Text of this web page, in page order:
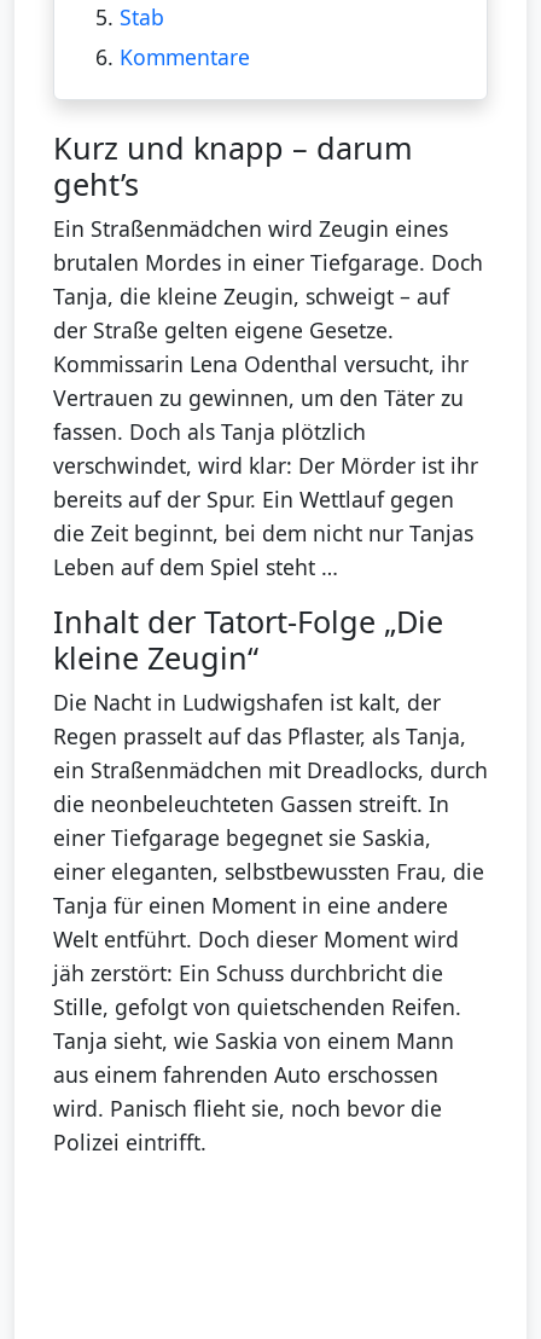
5. Stab
6. Kommentare
Kurz und knapp – darum
geht’s
Ein Straßenmädchen wird Zeugin eines
brutalen Mordes in einer Tiefgarage. Doch
Tanja, die kleine Zeugin, schweigt – auf
der Straße gelten eigene Gesetze.
Kommissarin Lena Odenthal versucht, ihr
Vertrauen zu gewinnen, um den Täter zu
fassen. Doch als Tanja plötzlich
verschwindet, wird klar: Der Mörder ist ihr
bereits auf der Spur. Ein Wettlauf gegen
die Zeit beginnt, bei dem nicht nur Tanjas
Leben auf dem Spiel steht …
Inhalt der Tatort-Folge „Die
kleine Zeugin“
Die Nacht in Ludwigshafen ist kalt, der
Regen prasselt auf das Pflaster, als Tanja,
ein Straßenmädchen mit Dreadlocks, durch
die neonbeleuchteten Gassen streift. In
einer Tiefgarage begegnet sie Saskia,
einer eleganten, selbstbewussten Frau, die
Tanja für einen Moment in eine andere
Welt entführt. Doch dieser Moment wird
jäh zerstört: Ein Schuss durchbricht die
Stille, gefolgt von quietschenden Reifen.
Tanja sieht, wie Saskia von einem Mann
aus einem fahrenden Auto erschossen
wird. Panisch flieht sie, noch bevor die
Polizei eintrifft.